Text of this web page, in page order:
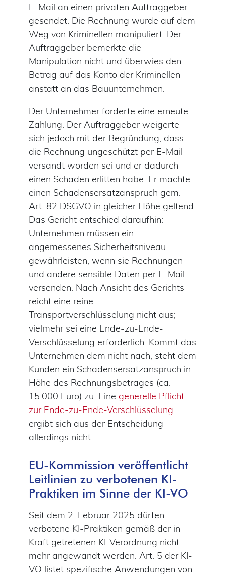
E-Mail an einen privaten Auftraggeber
gesendet. Die Rechnung wurde auf dem
Weg von Kriminellen manipuliert. Der
Auftraggeber bemerkte die
Manipulation nicht und überwies den
Betrag auf das Konto der Kriminellen
anstatt an das Bauunternehmen.
Der Unternehmer forderte eine erneute
Zahlung. Der Auftraggeber weigerte
sich jedoch mit der Begründung, dass
die Rechnung ungeschützt per E-Mail
versandt worden sei und er dadurch
einen Schaden erlitten habe. Er machte
einen Schadensersatzanspruch gem.
Art. 82 DSGVO in gleicher Höhe geltend.
Das Gericht entschied daraufhin:
Unternehmen müssen ein
angemessenes Sicherheitsniveau
gewährleisten, wenn sie Rechnungen
und andere sensible Daten per E-Mail
versenden. Nach Ansicht des Gerichts
reicht eine reine
Transportverschlüsselung nicht aus;
vielmehr sei eine Ende-zu-Ende-
Verschlüsselung erforderlich. Kommt das
Unternehmen dem nicht nach, steht dem
Kunden ein Schadensersatzanspruch in
Höhe des Rechnungsbetrages (ca.
15.000 Euro) zu. Eine generelle Pflicht
zur Ende-zu-Ende-Verschlüsselung
ergibt sich aus der Entscheidung
allerdings nicht.
EU-Kommission veröffentlicht
Leitlinien zu verbotenen KI-
Praktiken im Sinne der KI-VO
Seit dem 2. Februar 2025 dürfen
verbotene KI-Praktiken gemäß der in
Kraft getretenen KI-Verordnung nicht
mehr angewandt werden. Art. 5 der KI-
VO listet spezifische Anwendungen von